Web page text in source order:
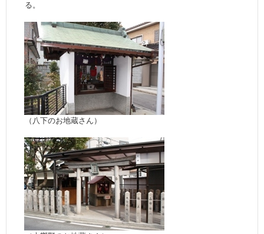
る。
（八下のお地蔵さん）